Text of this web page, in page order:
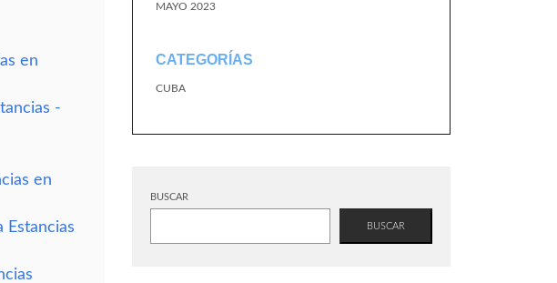
en
-
en
Estancias
MAYO 2023
CATEGORÍAS
CUBA
BUSCAR
BUSCAR